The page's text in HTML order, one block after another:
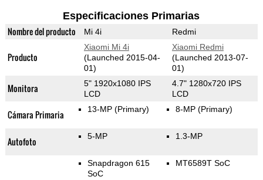
Especificaciones Primarias
Nombre del producto Mi 4i Redmi
Producto
Xiaomi Mi 4i
(Launched 2015-04-
01)
Xiaomi Redmi
(Launched 2013-07-
01)
Monitora
5" 1920x1080 IPS
LCD
4.7" 1280x720 IPS
LCD
Cámara Primaria 13-MP (Primary) 8-MP (Primary)
Autofoto 5-MP 1.3-MP
Snapdragon 615
SoC
MT6589T SoC